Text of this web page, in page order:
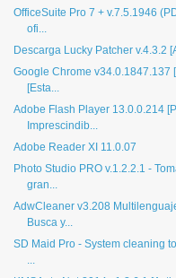
OfficeSuite Pro 7 + v.7.5.1946
ofi...
Descarga Lucky Patcher v.4.3.2
Google Chrome v34.0.1847.137
[Esta...
Adobe Flash Player 13.0.0.214
Imprescindib...
Adobe Reader XI 11.0.07
Photo Studio PRO v.1.2.2.1 -
gran...
AdwCleaner v3.208
Busca y...
SD Maid Pro - System cleaning
...